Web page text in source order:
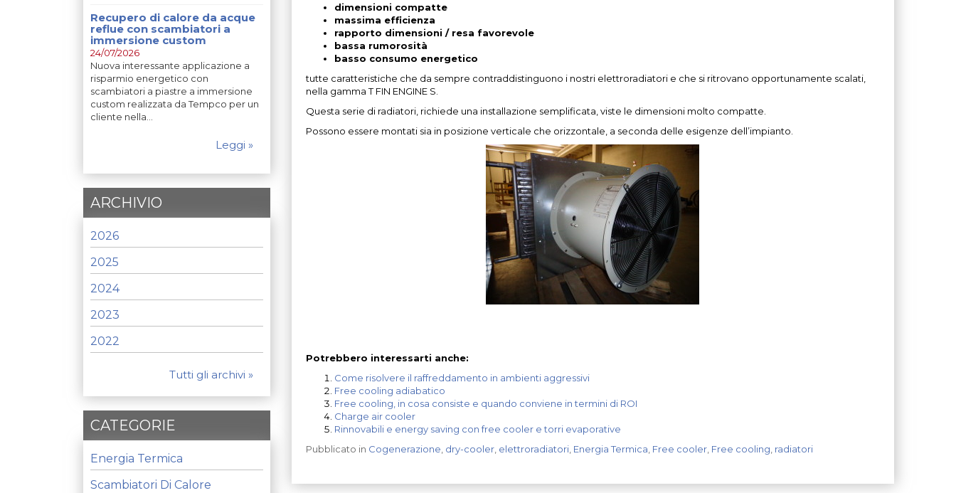
dimensioni compatte
massima efficienza
rapporto dimensioni / resa favorevole
bassa rumorosità
basso consumo energetico
tutte caratteristiche che da sempre contraddistinguono i nostri elettroradiatori e che si ritrovano opportunamente scalati,
nella gamma T FIN ENGINE S.
Questa serie di radiatori, richiede una installazione semplificata, viste le dimensioni molto compatte.
Possono essere montati sia in posizione verticale che orizzontale, a seconda delle esigenze dell’impianto.
Potrebbero interessarti anche:
Come risolvere il raffreddamento in ambienti aggressivi
Free cooling adiabatico
Free cooling, in cosa consiste e quando conviene in termini di ROI
Charge air cooler
Rinnovabili e energy saving con free cooler e torri evaporative
Pubblicato in Cogenerazione dry-cooler, elettroradiatori, Energia Termica Free cooler, Free cooling radiatori
Recupero di calore da acque
reflue con scambiatori a
immersione custom
24/07/2026
Nuova interessante applicazione a
risparmio energetico con
scambiatori a piastre a immersione
custom realizzata da Tempco per un
cliente nella…
Leggi »
ARCHIVIO
2026
2025
2024
2023
2022
Tutti gli archivi »
CATEGORIE
Energia Termica
Scambiatori Di Calore